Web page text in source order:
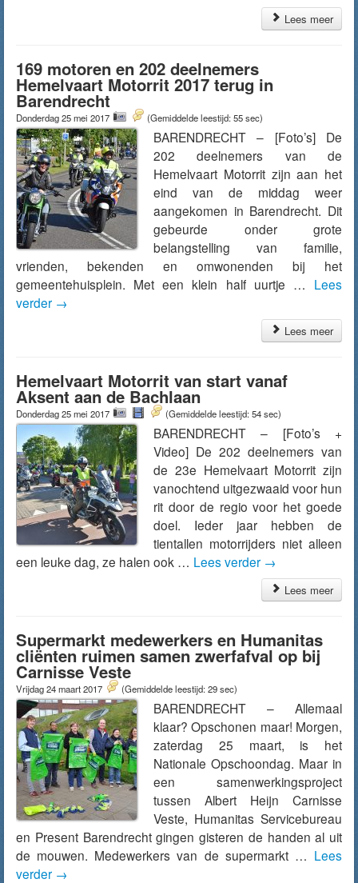
Lees meer
169 motoren en 202 deelnemers
Hemelvaart Motorrit 2017 terug in
Barendrecht
Donderdag 25 mei 2017 (Gemiddelde leestijd: 55 sec)
BARENDRECHT – [Foto’s] De
202 deelnemers van de
Hemelvaart Motorrit zijn aan het
eind van de middag weer
aangekomen in Barendrecht. Dit
gebeurde onder grote
belangstelling van familie,
vrienden, bekenden en omwonenden bij het
gemeentehuisplein. Met een klein half uurtje … Lees
verder →
Lees meer
Hemelvaart Motorrit van start vanaf
Aksent aan de Bachlaan
Donderdag 25 mei 2017 (Gemiddelde leestijd: 54 sec)
BARENDRECHT – [Foto’s +
Video] De 202 deelnemers van
de 23e Hemelvaart Motorrit zijn
vanochtend uitgezwaaid voor hun
rit door de regio voor het goede
doel. Ieder jaar hebben de
tientallen motorrijders niet alleen
een leuke dag, ze halen ook … Lees verder →
Lees meer
Supermarkt medewerkers en Humanitas
cliënten ruimen samen zwerfafval op bij
Carnisse Veste
Vrijdag 24 maart 2017 (Gemiddelde leestijd: 29 sec)
BARENDRECHT – Allemaal
klaar? Opschonen maar! Morgen,
zaterdag 25 maart, is het
Nationale Opschoondag. Maar in
een samenwerkingsproject
tussen Albert Heijn Carnisse
Veste, Humanitas Servicebureau
en Present Barendrecht gingen gisteren de handen al uit
de mouwen. Medewerkers van de supermarkt … Lees
verder →